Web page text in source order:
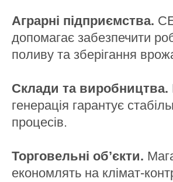
Аграрні підприємства.
допомагає забезпечити
поливу та зберігання
Склади та виробництва.
генерація гарантує
процесів.
Торговельні об’єкти.
економлять на клімат-